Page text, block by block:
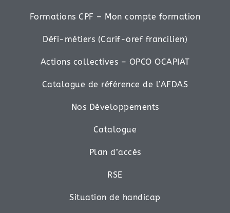
Formations CPF – Mon compte formation
Défi-métiers (Carif-oref francilien)
Actions collectives – OPCO OCAPIAT
Catalogue de référence de l’AFDAS
Nos Développements
Catalogue
Plan d’accès
RSE
Situation de handicap